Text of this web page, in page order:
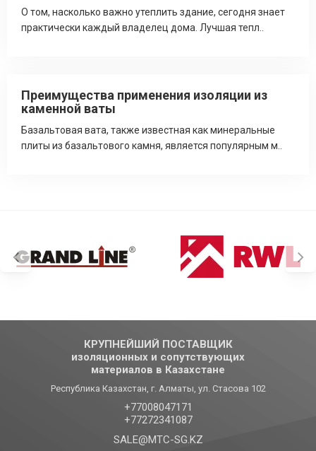
О том, насколько важно утеплить здание, сегодня знает
практически каждый владелец дома. Лучшая тепл..
Преимущества применения изоляции из
каменной ваты
Базальтовая вата, также известная как минеральные
плиты из базальтового камня, является популярным м..
КРУПНЕЙШИЙ ПОСТАВЩИК
изоляционных и сопутствующих
материалов в Казахстане
Республика Казахстан, г. Алматы, ул. Стасова 102
+77008047171
+77272341087
SALE@MTC-SG.KZ